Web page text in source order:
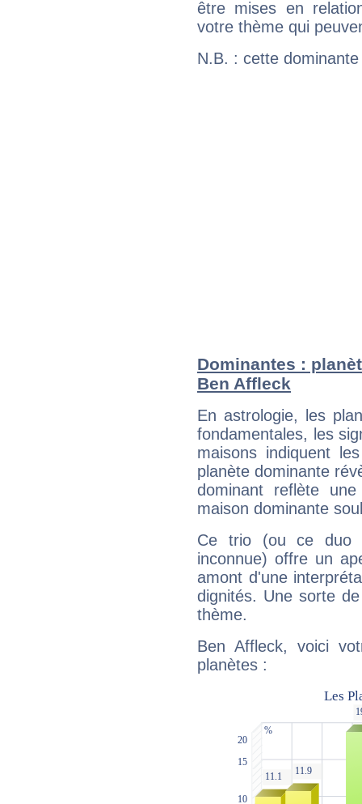
être mises en
votre thème qui
N.B. : cette
Dominantes :
Ben Affleck
En astrologie, les
fondamentales, les
maisons indiquent
planète dominante
dominant reflète
maison dominante
Ce trio (ou ce duo
inconnue) offre un
amont d'une
dignités. Une sorte
thème.
Ben Affleck, voici
planètes :